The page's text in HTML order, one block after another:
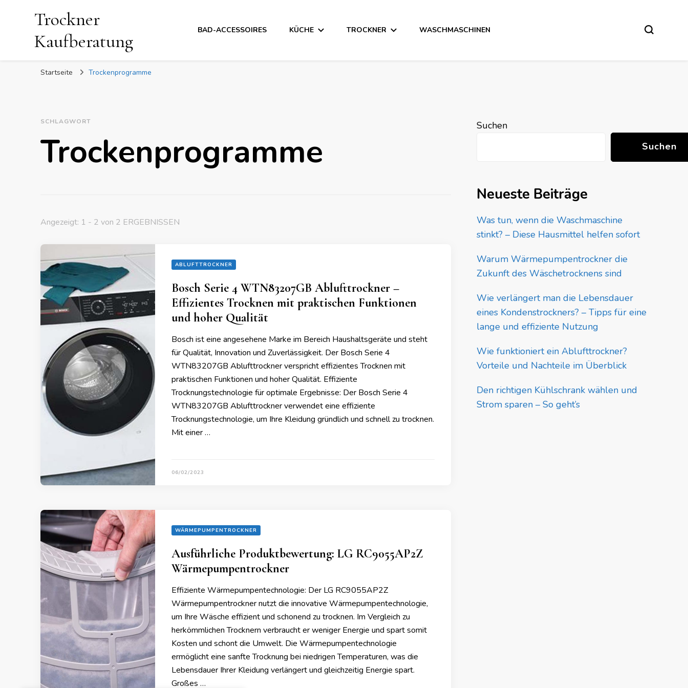
Trockner
Kaufberatung
BAD-ACCESSOIRES KÜCHE TROCKNER WASCHMASCHINEN
Startseite Trockenprogramme
SCHLAGWORT
Trockenprogramme
Angezeigt: 1 - 2 von 2 ERGEBNISSEN
ABLUFTTROCKNER
Bosch Serie 4 WTN83207GB Ablufttrockner –
Effizientes Trocknen mit praktischen Funktionen
und hoher Qualität
Bosch ist eine angesehene Marke im Bereich Haushaltsgeräte und steht
für Qualität, Innovation und Zuverlässigkeit. Der Bosch Serie 4
WTN83207GB Ablufttrockner verspricht effizientes Trocknen mit
praktischen Funktionen und hoher Qualität. Effiziente
Trocknungstechnologie für optimale Ergebnisse: Der Bosch Serie 4
WTN83207GB Ablufttrockner verwendet eine effiziente
Trocknungstechnologie, um Ihre Kleidung gründlich und schnell zu trocknen.
Mit einer …
06/02/2023
WÄRMEPUMPENTROCKNER
Ausführliche Produktbewertung: LG RC9055AP2Z
Wärmepumpentrockner
Effiziente Wärmepumpentechnologie: Der LG RC9055AP2Z
Wärmepumpentrockner nutzt die innovative Wärmepumpentechnologie,
um Ihre Wäsche effizient und schonend zu trocknen. Im Vergleich zu
herkömmlichen Trocknern verbraucht er weniger Energie und spart somit
Kosten und schont die Umwelt. Die Wärmepumpentechnologie
ermöglicht eine sanfte Trocknung bei niedrigen Temperaturen, was die
Lebensdauer Ihrer Kleidung verlängert und gleichzeitig Energie spart.
Großes …
Suchen
Suchen
Neueste Beiträge
Was tun, wenn die Waschmaschine
stinkt? – Diese Hausmittel helfen sofort
Warum Wärmepumpentrockner die
Zukunft des Wäschetrocknens sind
Wie verlängert man die Lebensdauer
eines Kondenstrockners? – Tipps für eine
lange und effiziente Nutzung
Wie funktioniert ein Ablufttrockner?
Vorteile und Nachteile im Überblick
Den richtigen Kühlschrank wählen und
Strom sparen – So geht’s